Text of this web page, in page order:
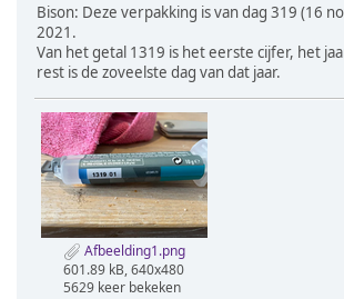
Bison: Deze verpakking is van dag 319 (16
2021.
Van het getal 1319 is het eerste cijfer, het
rest is de zoveelste dag van dat jaar.
Afbeelding1.png
601.89 kB, 640x480
5629 keer bekeken